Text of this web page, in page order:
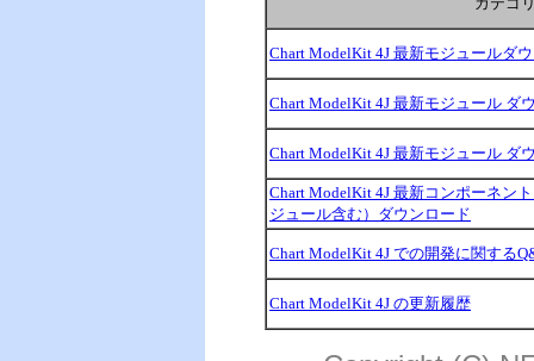
Chart ModelKit 4J 最新モジュールダ
Chart ModelKit 4J 最新モジュール ダ
Chart ModelKit 4J 最新モジュール ダ
Chart ModelKit 4J 最新コンポーネン
ジュール含む）ダウンロード
Chart ModelKit 4J での開発に関する
Chart ModelKit 4J の更新履歴